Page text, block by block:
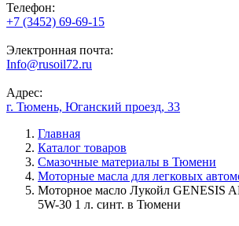
Телефон:
+7 (3452) 69-69-15
Электронная почта:
Info@rusoil72.ru
Адрес:
г. Тюмень, Юганский проезд, 33
Главная
Каталог товаров
Смазочные материалы в Тюмени
Моторные масла для легковых
Моторное масло Лукойл GENESIS
5W-30 1 л. синт. в Тюмени